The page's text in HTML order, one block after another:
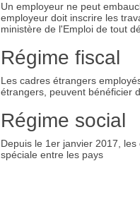
Un employeur ne peut
employeur doit inscrire les
ministère de l'Emploi de tout
Régime fiscal
Les cadres étrangers
étrangers, peuvent bénéficier
Régime social
Depuis le 1er janvier 2017,
spéciale entre les pays